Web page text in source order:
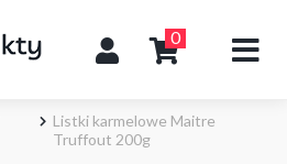
0
Listki karmelowe Maitre
Truffout 200g